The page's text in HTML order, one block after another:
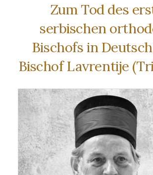
Zum Tod des
serbischen
Bischofs in
Bischof Lavrentije